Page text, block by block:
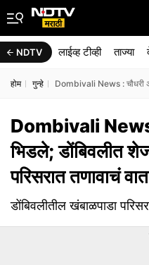
NDTV लाईव्ह टीव्ही ताज्या
होम गुन्हे Dombivali News : चौधरी
Dombivali News
भिडले; डोंबिवलीत
परिसरात तणावाचं
डोंबिवलीतील खंबाळपाडा